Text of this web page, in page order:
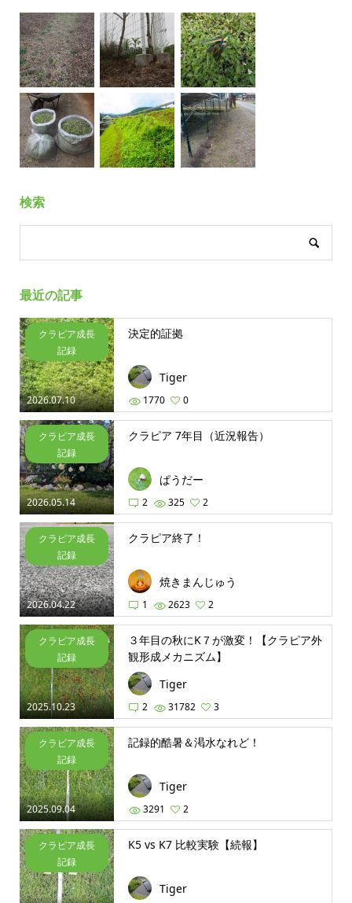
検索
最近の記事
2026.07.10
クラピア成長
記録
決定的証拠
Tiger
1770 0
2026.05.14
クラピア成長
記録
クラピア 7年目（近況報告）
ぱうだー
2 325 2
2026.04.22
クラピア成長
記録
クラピア終了！
焼きまんじゅう
1 2623 2
2025.10.23
クラピア成長
記録
３年目の秋にK７が激変！【クラピア外
観形成メカニズム】
Tiger
2 31782 3
2025.09.04
クラピア成長
記録
記録的酷暑＆渇水なれど！
Tiger
3291 2
クラピア成長
記録
K5 vs K7 比較実験【続報】
Tiger